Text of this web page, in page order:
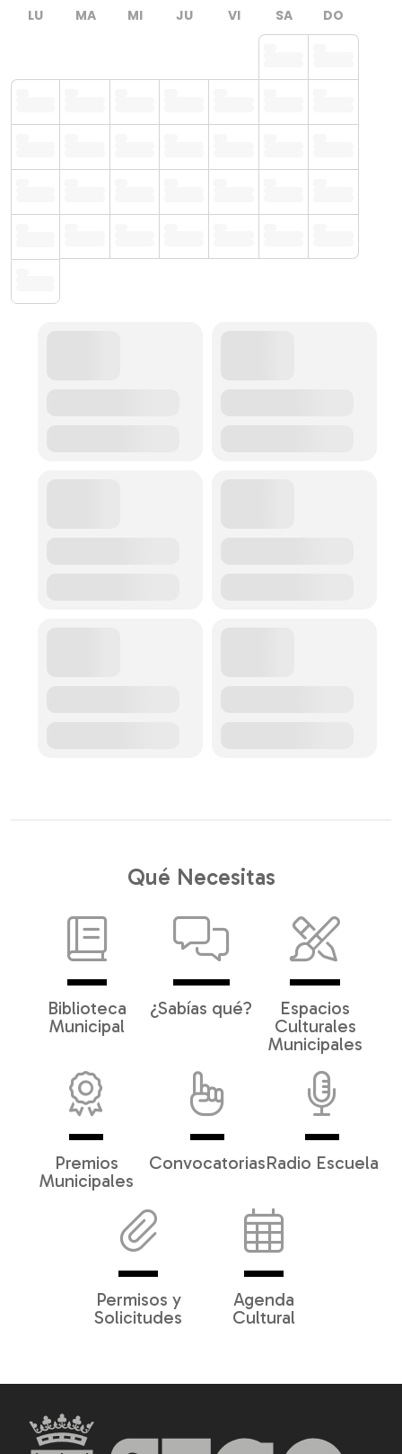
LU MA MI JU VI SA DO
Qué Necesitas
Biblioteca
Municipal
¿Sabías qué?
Espacios
Culturales
Municipales
Premios
Municipales
ConvocatoriasRadio Escuela
Permisos y
Solicitudes
Agenda
Cultural